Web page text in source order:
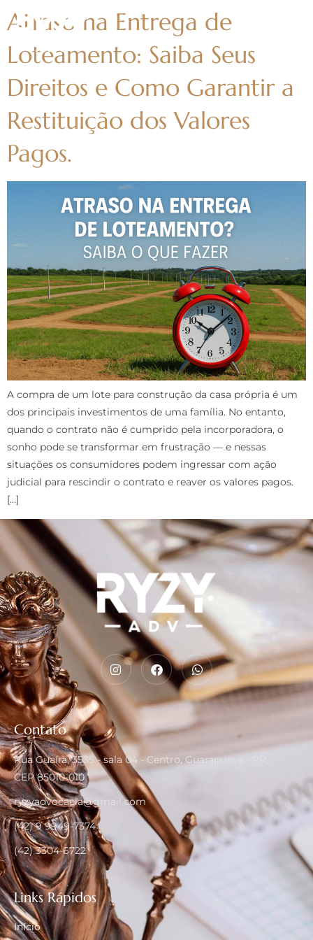
Atraso na Entrega de
Loteamento: Saiba Seus
Direitos e Como Garantir a
Restituição dos Valores
Pagos.
A compra de um lote para construção da casa própria é um
dos principais investimentos de uma família. No entanto,
quando o contrato não é cumprido pela incorporadora, o
sonho pode se transformar em frustração — e nessas
situações os consumidores podem ingressar com ação
judicial para rescindir o contrato e reaver os valores pagos.
[…]
Contato
Rua Guaíra, 3535 - sala 04 - Centro, Guarapuava - PR,
CEP 85010-010
ryzyadvocacia@gmail.com
(42) 9 9949-7374
(42) 3304-6722
Links Rápidos
Início